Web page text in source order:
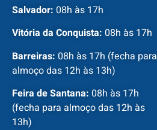
Salvador: 08h às 17h
Vitória da Conquista: 08h às 17h
Barreiras: 08h às 17h (fecha para
almoço das 12h às 13h)
Feira de Santana: 08h às 17h
(fecha para almoço das 12h às
13h)